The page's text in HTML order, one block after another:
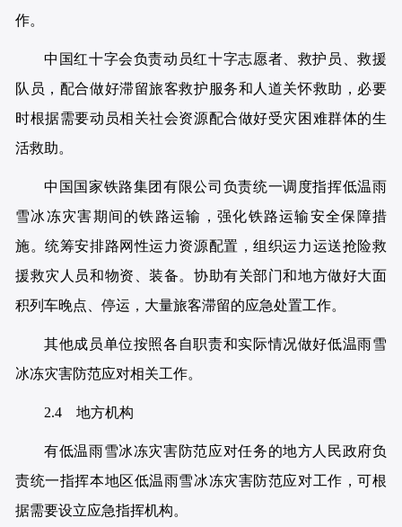
作。
中国红十字会负责动员红十字志愿者、救护员、救援
队员，配合做好滞留旅客救护服务和人道关怀救助，必要
时根据需要动员相关社会资源配合做好受灾困难群体的生
活救助。
中国国家铁路集团有限公司负责统一调度指挥低温雨
雪冰冻灾害期间的铁路运输，强化铁路运输安全保障措
施。统筹安排路网性运力资源配置，组织运力运送抢险救
援救灾人员和物资、装备。协助有关部门和地方做好大面
积列车晚点、停运，大量旅客滞留的应急处置工作。
其他成员单位按照各自职责和实际情况做好低温雨雪
冰冻灾害防范应对相关工作。
2.4 地方机构
有低温雨雪冰冻灾害防范应对任务的地方人民政府负
责统一指挥本地区低温雨雪冰冻灾害防范应对工作，可根
据需要设立应急指挥机构。